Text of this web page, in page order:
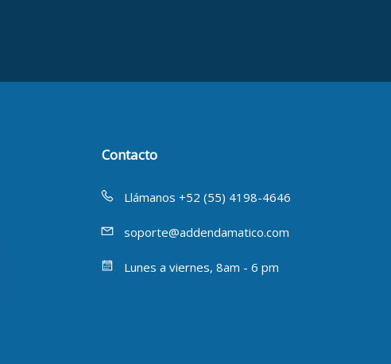
Contacto
Llámanos +52 (55) 4198-4646
soporte@addendamatico.com
Lunes a viernes, 8am - 6 pm